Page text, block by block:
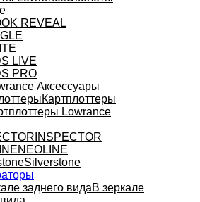
REVEAL
LIVE
PRO
Аксессуары
Картплоттеры
Lowrance
INSPECTOR
NEOLINE
Silverstone
В зеркале